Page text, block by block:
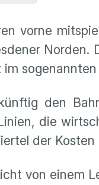
vorne
den
die
der
von einem